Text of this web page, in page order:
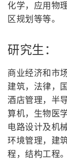
化学，应用物
区规划等等。
研究生：
商业经济和市
建筑，法律，
酒店管理，半
算机，生物医
电路设计及机
环境管理，建
程，结构工程。